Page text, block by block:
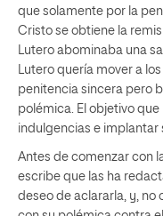
que solamente por la
Cristo se obtiene la
Lutero abominaba una
Lutero quería mover a
penitencia sincera pero
polémica. El objetivo
indulgencias e implantar
Antes de comenzar con
escribe que las ha
deseo de aclararla, y, no